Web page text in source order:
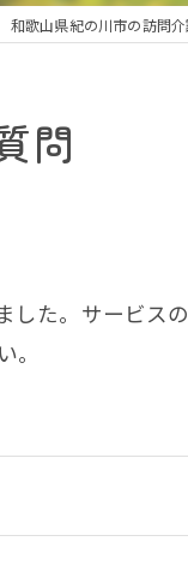
和歌山県紀の川市の訪問
問
した。サービス